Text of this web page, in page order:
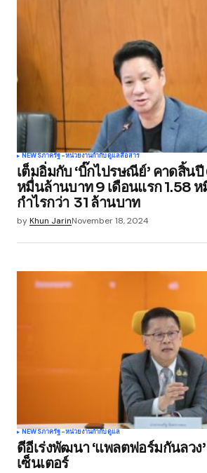
NEWSภาครัฐ-หน่วยงานกำกับดูแลสื่อสาร
เต็มอิ่มกับ ‘บิ๊กไปรษณีย์’ คาดสิ้นปี
หมื่นล้านบาท 9 เดือนแรก 1.58
กำไรกว่า 31 ล้านบาท
byKhun JarinNovember 18, 2024
NEWSภาครัฐ-หน่วยงานกำกับดูแล
ดีอีเร่งพัฒนา ‘แพลตฟอร์มกันลวง
เซ็นเตอร์